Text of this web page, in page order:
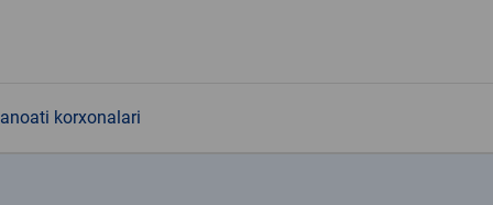
korxonalari